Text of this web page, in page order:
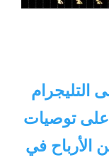
التليجرام
توصيات
الأرباح في